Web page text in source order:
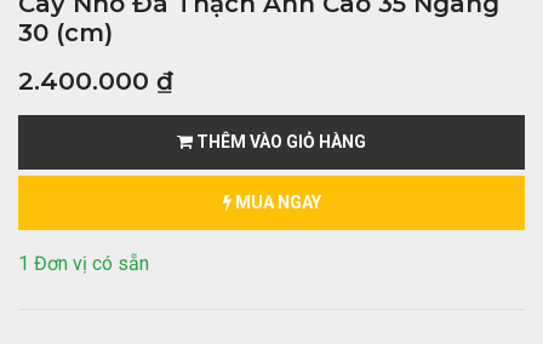
30 (cm)
2.400.000 ₫
THÊM VÀO GIỎ HÀNG
MUA NGAY
1 Đơn vị có sẵn